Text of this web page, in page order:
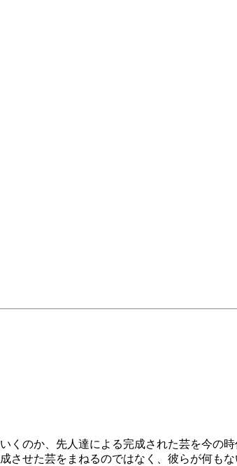
くのか、先人達による完成された芸を今の
させた芸をまねるのではなく、彼らが何も